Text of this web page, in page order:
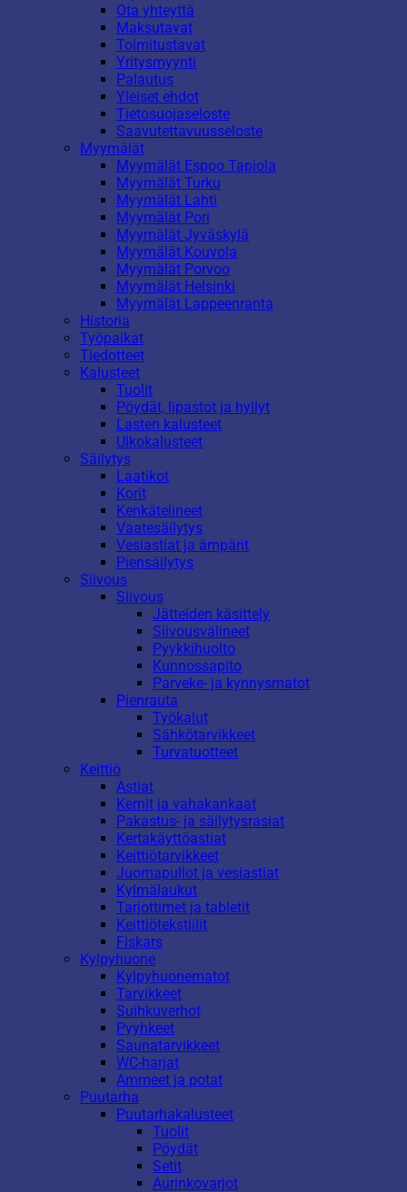
Ota yhteyttä
Maksutavat
Toimitustavat
Yritysmyynti
Palautus
Yleiset ehdot
Tietosuojaseloste
Saavutettavuusseloste
Myymälät
Myymälät Espoo Tapiola
Myymälät Turku
Myymälät Lahti
Myymälät Pori
Myymälät Jyväskylä
Myymälät Kouvola
Myymälät Porvoo
Myymälät Helsinki
Myymälät Lappeenranta
Historia
Työpaikat
Tiedotteet
Kalusteet
Tuolit
Pöydät, lipastot ja hyllyt
Lasten kalusteet
Ulkokalusteet
Säilytys
Laatikot
Korit
Kenkätelineet
Vaatesäilytys
Vesiastiat ja ämpärit
Piensäilytys
Siivous
Siivous
Jätteiden käsittely
Siivousvälineet
Pyykkihuolto
Kunnossapito
Parveke- ja kynnysmatot
Pienrauta
Työkalut
Sähkötarvikkeet
Turvatuotteet
Keittiö
Astiat
Kernit ja vahakankaat
Pakastus- ja säilytysrasiat
Kertakäyttöastiat
Keittiötarvikkeet
Juomapullot ja vesiastiat
Kylmälaukut
Tarjottimet ja tabletit
Keittiötekstiilit
Fiskars
Kylpyhuone
Kylpyhuonematot
Tarvikkeet
Suihkuverhot
Pyyhkeet
Saunatarvikkeet
WC-harjat
Ammeet ja potat
Puutarha
Puutarhakalusteet
Tuolit
Pöydät
Setit
Aurinkovarjot